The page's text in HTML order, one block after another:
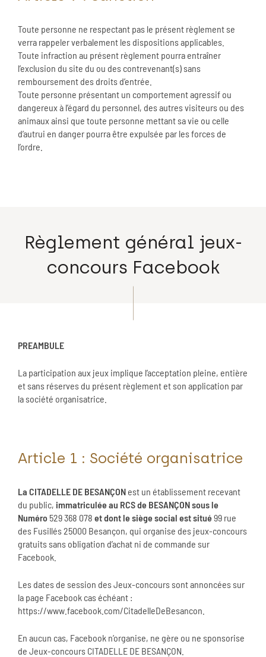
Toute personne ne respectant pas le présent règlement se
verra rappeler verbalement les dispositions applicables.
Toute infraction au présent règlement pourra entraîner
l’exclusion du site du ou des contrevenant(s) sans
remboursement des droits d’entrée.
Toute personne présentant un comportement agressif ou
dangereux à l’égard du personnel, des autres visiteurs ou des
animaux ainsi que toute personne mettant sa vie ou celle
d’autrui en danger pourra être expulsée par les forces de
l’ordre.
Règlement général jeux-
concours Facebook
PREAMBULE
La participation aux jeux implique l’acceptation pleine, entière
et sans réserves du présent règlement et son application par
la société organisatrice.
Article 1 : Société organisatrice
La CITADELLE DE BESANÇON est un établissement recevant
du public, immatriculée au RCS de BESANÇON sous le
Numéro 529 368 078 et dont le siège social est situé 99 rue
des Fusillés 25000 Besançon, qui organise des jeux-concours
gratuits sans obligation d’achat ni de commande sur
Facebook.
Les dates de session des Jeux-concours sont annoncées sur
la page Facebook cas échéant :
https://www.facebook.com/CitadelleDeBesancon.
En aucun cas, Facebook n’organise, ne gère ou ne sponsorise
de Jeux-concours CITADELLE DE BESANÇON.